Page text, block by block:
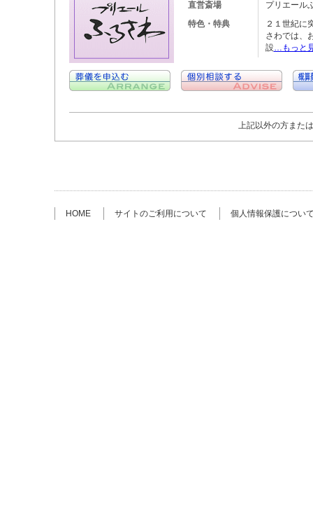
直営斎場
プリエール
特色・特典
２１世紀に
さわでは、
設…もっと
上記以外の方また
HOME サイトのご利用について 個人情報保護につい